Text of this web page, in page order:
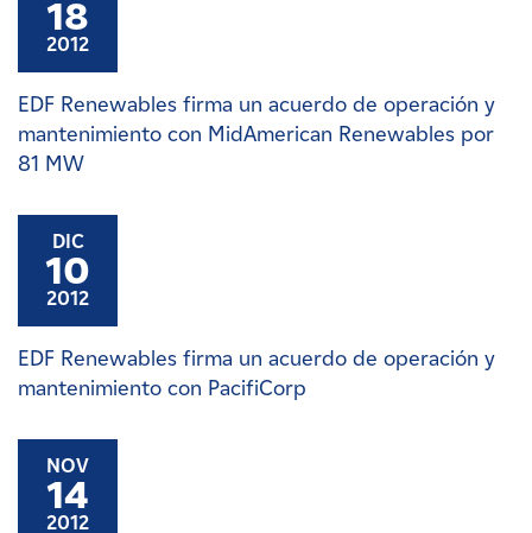
18
2012
EDF Renewables firma un acuerdo de operación y
mantenimiento con MidAmerican Renewables por
81 MW
DIC
10
2012
EDF Renewables firma un acuerdo de operación y
mantenimiento con PacifiCorp
NOV
14
2012